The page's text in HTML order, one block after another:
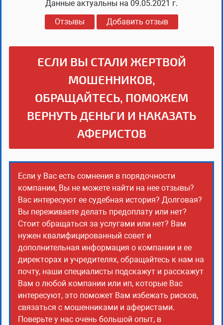
Данные актуальны на 09.05.2021 г.
Отзывы
Добавить отзыв
ЕСЛИ ВЫ СТАЛИ ЖЕРТВОЙ
МОШЕННИКОВ,
ОБРАЩАЙТЕСЬ, ПОМОЖЕМ
ВЕРНУТЬ ДЕНЬГИ И НАКАЗАТЬ
АФЕРИСТОВ
Если у Вас есть сомнения в порядочности
компании, Вы не можете найти на нее отзывы?
Вас интересуют ее судебная история? Долговая?
Вы переживаете делать предоплату или нет?
Стоит обращаться за услугами или нет? Вам
нужен квалифицированный совет и
дополнительная информация о компании и ее
директорах и учредителях, обращайтесь к нам на
почту, наши специалисты подскажут и расскажут
Вам о любой компании или ип, которые Вас
интересуют, это поможет Вам избежать рисков,
связаться с мошенниками и аферистами.
Поверьте у нас очень большой опыт, в